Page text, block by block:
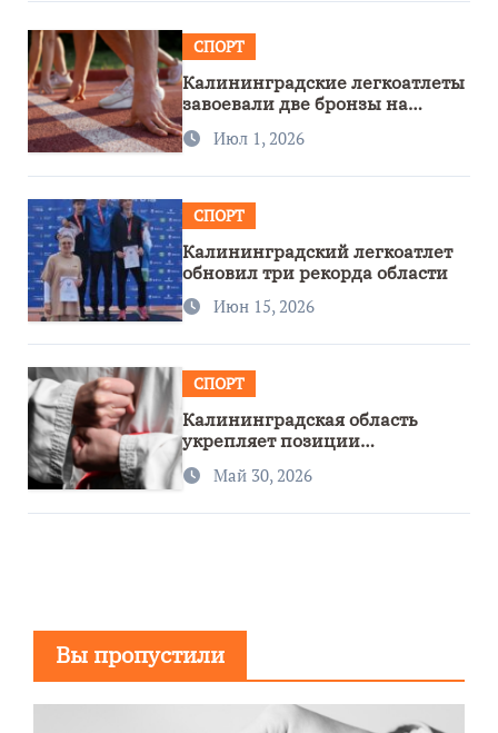
СПОРТ
Калининградские легкоатлеты
завоевали две бронзы на
первенстве России
Июл 1, 2026
СПОРТ
Калининградский легкоатлет
обновил три рекорда области
Июн 15, 2026
СПОРТ
Калининградская область
укрепляет позиции
спортивного региона
Май 30, 2026
Вы пропустили